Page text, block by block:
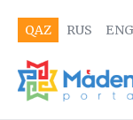
QAZ RUS ENG